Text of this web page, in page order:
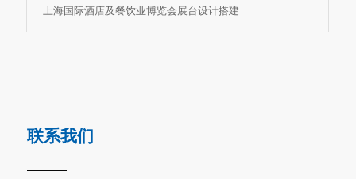
上海国际酒店及餐饮业博览会展台设计搭建
联系我们